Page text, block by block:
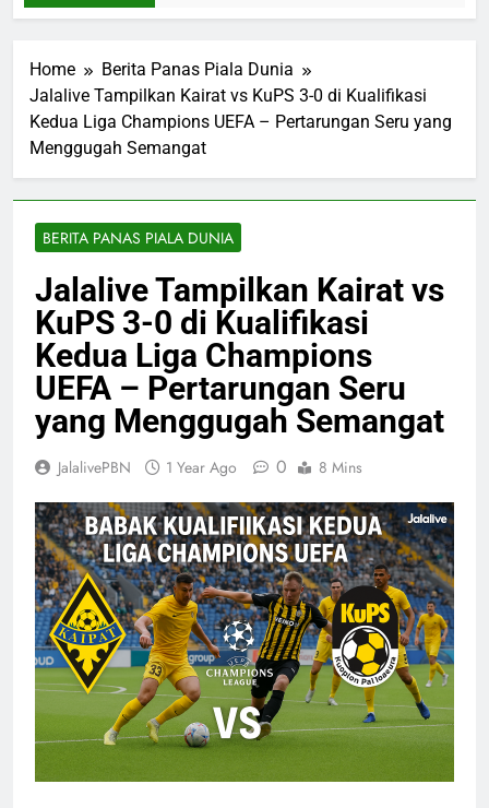
Home
Berita Panas Piala Dunia
Jalalive Tampilkan Kairat vs KuPS 3-0 di Kualifikasi
Kedua Liga Champions UEFA – Pertarungan Seru yang
Menggugah Semangat
BERITA PANAS PIALA DUNIA
Jalalive Tampilkan Kairat vs
KuPS 3-0 di Kualifikasi
Kedua Liga Champions
UEFA – Pertarungan Seru
yang Menggugah Semangat
JalalivePBN 1 Year Ago 0 8 Mins